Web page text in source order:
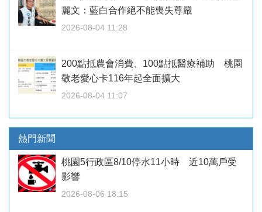
麗文：藍白合作絕不能喪失尊嚴
2026-08-04 11:28
200點抵農會消費、100點抵醫療補助 桃園
敬老愛心卡116年起全面擴大
2026-08-04 11:07
熱門新聞
桃園5行政區8/10停水11小時 近10萬戶受
影響
2026-08-06 18:15